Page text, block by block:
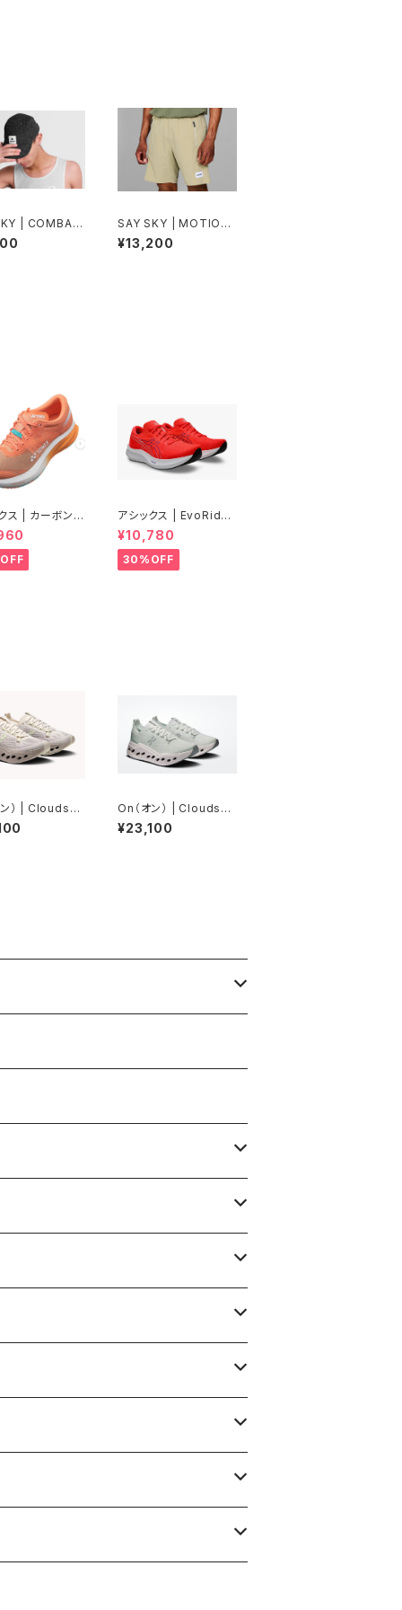
| COMBAT
| Unis
SAY SKY | MOTION
SHORTS | BEIGE | M
en
¥13,200
ス | カーボンク
アラス | ピー
アシックス | EvoRide
Speed 3 WIDE | FLA
SH RED/EDO PURPL
E | Men
¥10,780
30%OFF
ン） | Cloudsur
| Pelican/Li
| Women
On（オン） | Cloudsur
fer Max | Iceberg / I
vory | Women
¥23,100